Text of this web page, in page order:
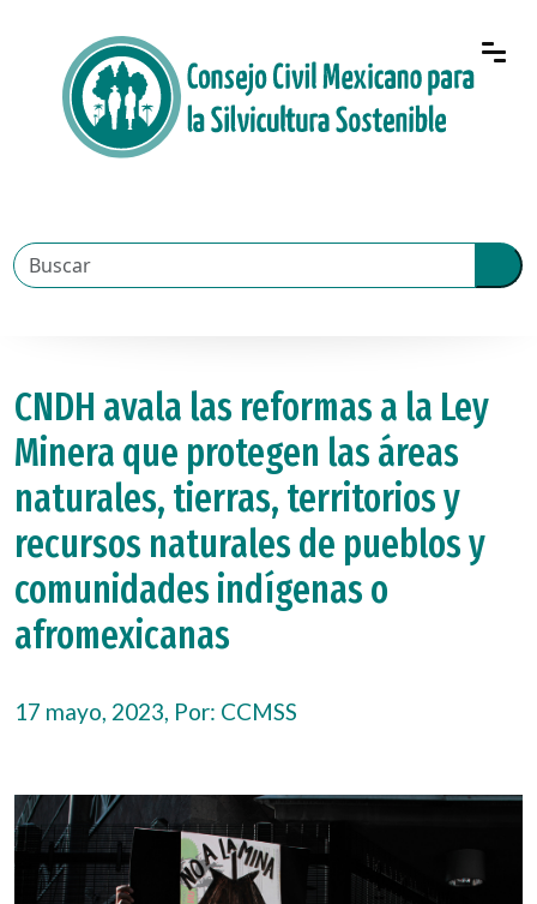
CNDH avala las reformas a la Ley
Minera que protegen las áreas
naturales, tierras, territorios y
recursos naturales de pueblos y
comunidades indígenas o
afromexicanas
17 mayo, 2023, Por: CCMSS